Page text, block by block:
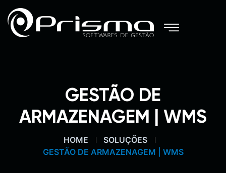
GESTÃO DE
ARMAZENAGEM | WMS
HOME
SOLUÇÕES
GESTÃO DE ARMAZENAGEM | WMS